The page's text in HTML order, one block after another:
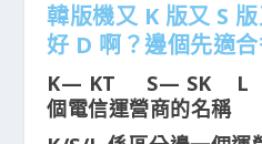
韓版機又 K 版又 S
好 D 啊？邊個先適
K— KT S— SK L —
個電信運營商的名稱